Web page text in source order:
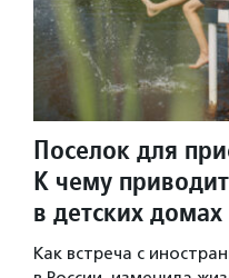
Поселок для
К чему
в детских домах
Как встреча с